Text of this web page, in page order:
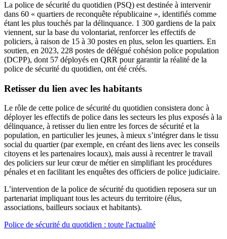
La police de sécurité du quotidien (PSQ) est destinée à intervenir
dans 60 « quartiers de reconquête républicaine », identifiés comme
étant les plus touchés par la délinquance. 1 300 gardiens de la paix
viennent, sur la base du volontariat, renforcer les effectifs de
policiers, à raison de 15 à 30 postes en plus, selon les quartiers. En
soutien, en 2023, 228 postes de délégué cohésion police population
(DCPP), dont 57 déployés en QRR pour garantir la réalité de la
police de sécurité du quotidien, ont été créés.
Retisser du lien avec les habitants
Le rôle de cette police de sécurité du quotidien consistera donc à
déployer les effectifs de police dans les secteurs les plus exposés à la
délinquance, à retisser du lien entre les forces de sécurité et la
population, en particulier les jeunes, à mieux s’intégrer dans le tissu
social du quartier (par exemple, en créant des liens avec les conseils
citoyens et les partenaires locaux), mais aussi à recentrer le travail
des policiers sur leur cœur de métier en simplifiant les procédures
pénales et en facilitant les enquêtes des officiers de police judiciaire.
L’intervention de la police de sécurité du quotidien reposera sur un
partenariat impliquant tous les acteurs du territoire (élus,
associations, bailleurs sociaux et habitants).
Police de sécurité du quotidien : toute l'actualité